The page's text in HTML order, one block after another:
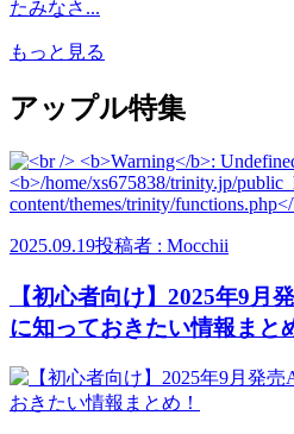
たみなさ...
もっと見る
アップル特集
2025.09.19投稿者 : Mocchii
【初心者向け】2025年9月
に知っておきたい情報まと